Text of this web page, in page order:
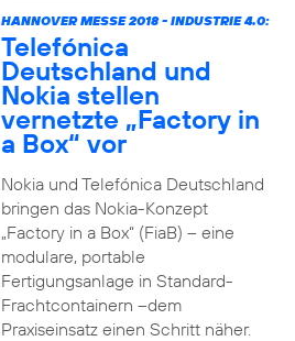
HANNOVER MESSE 2018 - INDUSTRIE 4.0:
Telefónica
Deutschland und
Nokia stellen
vernetzte „Factory in
a Box“ vor
Nokia und Telefónica Deutschland
bringen das Nokia-Konzept
„Factory in a Box“ (FiaB) – eine
modulare, portable
Fertigungsanlage in Standard-
Frachtcontainern –dem
Praxiseinsatz einen Schritt näher.